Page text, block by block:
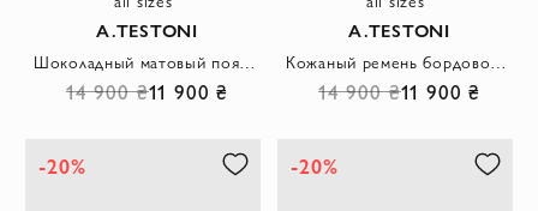
A.TESTONI
14 900 ₴11 900 ₴
A.TESTONI
14 900 ₴11 900 ₴
-20% -20%